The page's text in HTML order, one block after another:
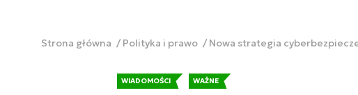
Strona główna Polityka i prawo Nowa strategia
WIADOMOŚCI WAŻNE